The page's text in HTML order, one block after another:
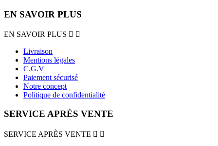
EN SAVOIR PLUS
EN SAVOIR PLUS  
Livraison
Mentions légales
C.G.V
Paiement sécurisé
Notre concept
Politique de confidentialité
SERVICE APRÈS VENTE
SERVICE APRÈS VENTE  